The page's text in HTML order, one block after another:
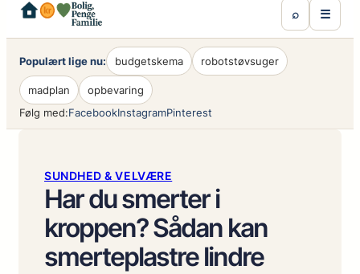
⌕ ☰
Populært lige nu: budgetskema robotstøvsuger
madplan
opbevaring
Følg med:FacebookInstagramPinterest
SUNDHED & VELVÆRE
Har du smerter i
kroppen? Sådan kan
smerteplastre lindre